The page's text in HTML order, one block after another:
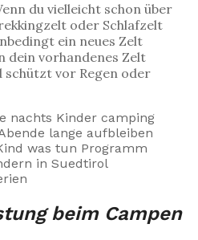
du vielleicht schon über
oder Schlafzelt
ein neues Zelt
dein vorhandenes Zelt
vor Regen oder
beim Campen